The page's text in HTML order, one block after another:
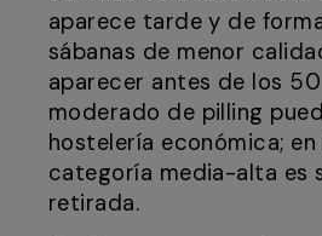
aparece tarde y de
sábanas de menor
aparecer antes de los
moderado de pilling
hostelería económica;
categoría media-alta es
retirada.